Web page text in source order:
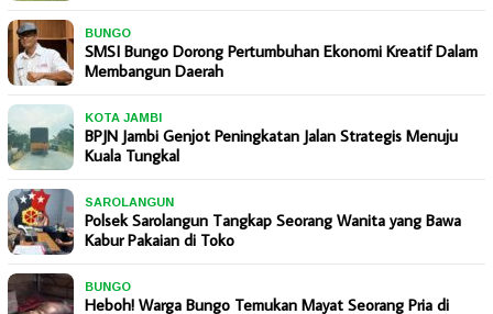
BUNGO
SMSI Bungo Dorong Pertumbuhan Ekonomi Kreatif Dalam
Membangun Daerah
KOTA JAMBI
BPJN Jambi Genjot Peningkatan Jalan Strategis Menuju
Kuala Tungkal
SAROLANGUN
Polsek Sarolangun Tangkap Seorang Wanita yang Bawa
Kabur Pakaian di Toko
BUNGO
Heboh! Warga Bungo Temukan Mayat Seorang Pria di